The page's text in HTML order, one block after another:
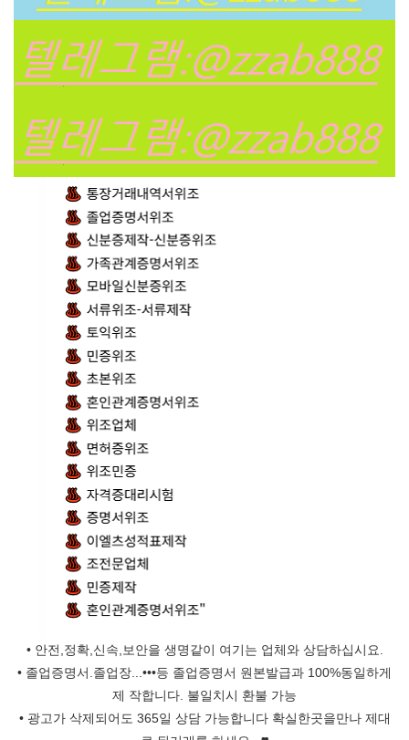
• 안전,정확,신속,보안을 생명같이 여기는 업체와 상담하십시요.
• 졸업증명서.졸업장...•••등 졸업증명서 원본발급과 100%동일하게
제 작합니다. 불일치시 환불 가능
• 광고가 삭제되어도 365일 상담 가능합니다 확실한곳을만나 제대